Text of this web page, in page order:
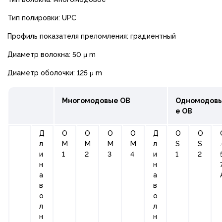
Тип полировки: UPC
Профиль показателя преломления: градиентный
Диаметр волокна: 50 μ m
Диаметр оболочки: 125 μ m
Многомодовые ОВ
е ОВ
Д
л
и
н
а
в
о
л
н
О
М
1
О
М
2
О
М
3
О
М
4
Д
л
и
н
а
в
о
л
н
О
S
1
O
S
2